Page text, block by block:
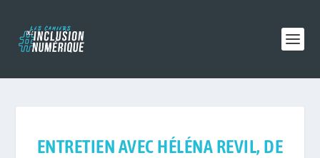
ENTRETIEN AVEC HÉLÉNA REVIL, DE